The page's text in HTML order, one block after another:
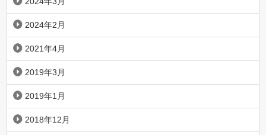
2024年2月
2021年4月
2019年3月
2019年1月
2018年12月